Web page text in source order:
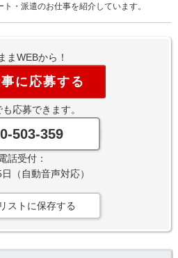
・派遣のお仕事を紹介しています。
まWEBから！
に応募する
応募できます。
503-359
話受付：
（自動音声対応）
ストに保存する